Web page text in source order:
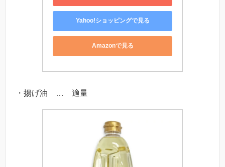
Yahoo!ショッピングで見る
Amazonで見る
・揚げ油 … 適量